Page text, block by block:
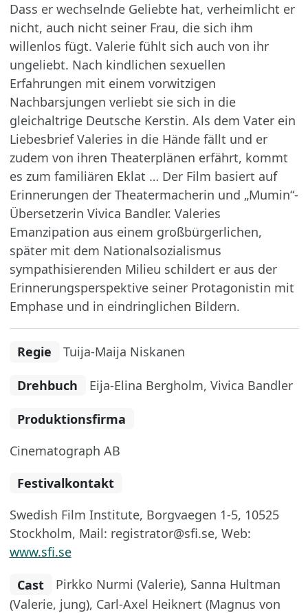
Dass er wechselnde Geliebte hat, verheimlicht er
nicht, auch nicht seiner Frau, die sich ihm
willenlos fügt. Valerie fühlt sich auch von ihr
ungeliebt. Nach kindlichen sexuellen
Erfahrungen mit einem vorwitzigen
Nachbarsjungen verliebt sie sich in die
gleichaltrige Deutsche Kerstin. Als dem Vater ein
Liebesbrief Valeries in die Hände fällt und er
zudem von ihren Theaterplänen erfährt, kommt
es zum familiären Eklat … Der Film basiert auf
Erinnerungen der Theatermacherin und „Mumin“-
Übersetzerin Vivica Bandler. Valeries
Emanzipation aus einem großbürgerlichen,
später mit dem Nationalsozialismus
sympathisierenden Milieu schildert er aus der
Erinnerungsperspektive seiner Protagonistin mit
Emphase und in eindringlichen Bildern.
Regie Tuija-Maija Niskanen
Drehbuch Eija-Elina Bergholm, Vivica Bandler
Produktionsfirma
Cinematograph AB
Festivalkontakt
Swedish Film Institute, Borgvaegen 1-5, 10525
Stockholm, Mail: registrator@sfi.se, Web:
www.sfi.se
Cast
Pirkko Nurmi (Valerie), Sanna Hultman
(Valerie, jung), Carl-Axel Heiknert (Magnus von